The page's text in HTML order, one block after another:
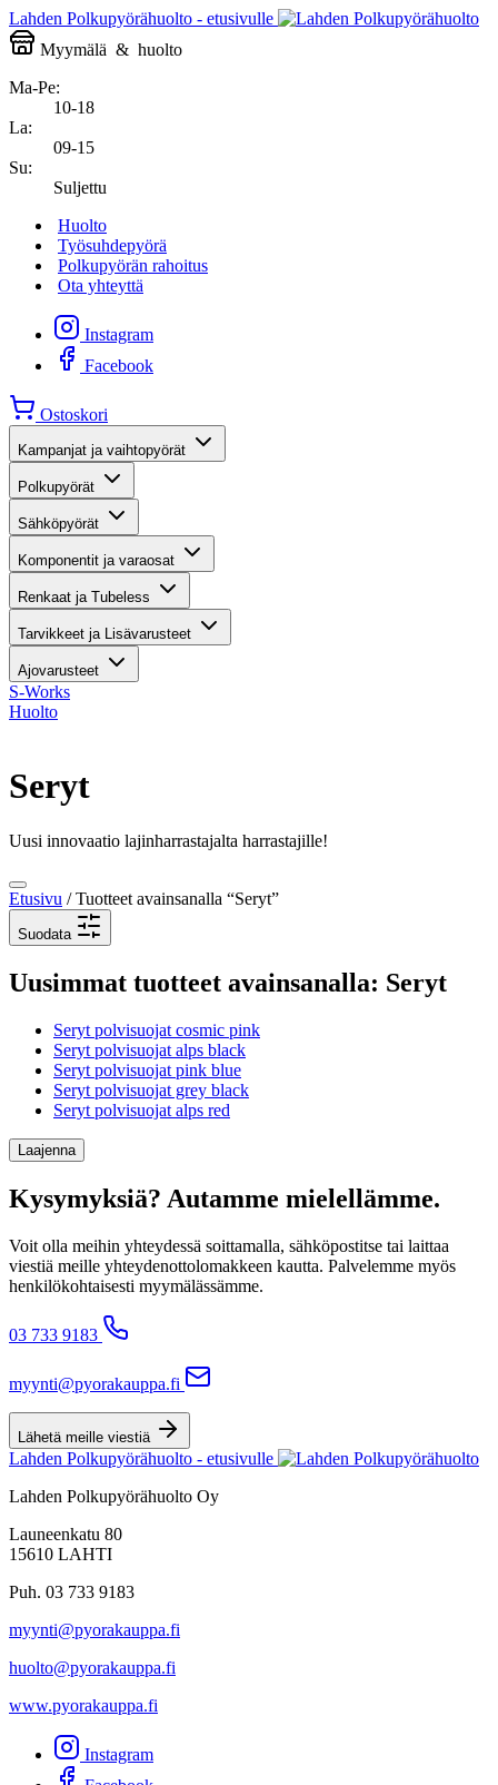
Lahden Polkupyörähuolto - etusivulle
Myymälä & huolto
Ma-Pe:
10-18
La:
09-15
Su:
Suljettu
Huolto
Työsuhdepyörä
Polkupyörän rahoitus
Ota yhteyttä
Instagram
Facebook
Ostoskori
Kampanjat ja vaihtopyörät
Polkupyörät
Sähköpyörät
Komponentit ja varaosat
Renkaat ja Tubeless
Tarvikkeet ja Lisävarusteet
Ajovarusteet
S-Works
Huolto
Seryt
Uusi innovaatio lajinharrastajalta harrastajille!
Etusivu / Tuotteet avainsanalla “Seryt”
Suodata
Uusimmat tuotteet avainsanalla: Seryt
Seryt polvisuojat cosmic pink
Seryt polvisuojat alps black
Seryt polvisuojat pink blue
Seryt polvisuojat grey black
Seryt polvisuojat alps red
Laajenna
Kysymyksiä? Autamme mielellämme.
Voit olla meihin yhteydessä soittamalla, sähköpostitse tai laittaa
viestiä meille yhteydenottolomakkeen kautta. Palvelemme myös
henkilökohtaisesti myymälässämme.
03 733 9183
myynti@pyorakauppa.fi
Lähetä meille viestiä
Lahden Polkupyörähuolto - etusivulle
Lahden Polkupyörähuolto Oy
Launeenkatu 80
15610 LAHTI
Puh. 03 733 9183
myynti@pyorakauppa.fi
huolto@pyorakauppa.fi
www.pyorakauppa.fi
Instagram